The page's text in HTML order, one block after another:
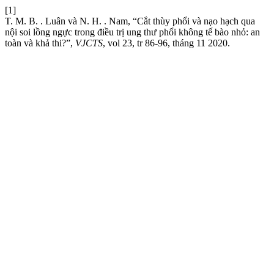
[1]
T. M. B. . Luân và N. H. . Nam, “Cắt thùy phổi và nạo hạch qua
nội soi lồng ngực trong điều trị ung thư phổi không tế bào nhỏ: an
toàn và khả thi?”, VJCTS, vol 23, tr 86-96, tháng 11 2020.